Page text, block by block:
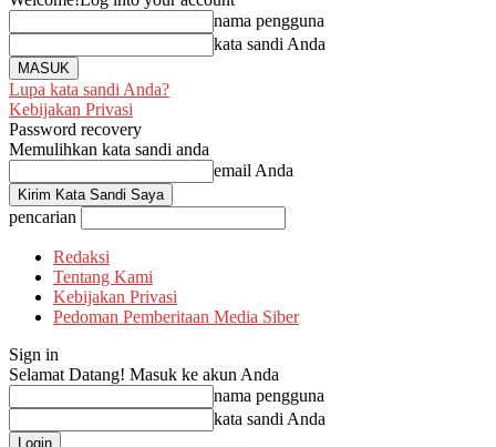
nama pengguna
kata sandi Anda
Lupa kata sandi Anda?
Kebijakan Privasi
Password recovery
Memulihkan kata sandi anda
email Anda
pencarian
Redaksi
Tentang Kami
Kebijakan Privasi
Pedoman Pemberitaan Media Siber
Sign in
Selamat Datang! Masuk ke akun Anda
nama pengguna
kata sandi Anda